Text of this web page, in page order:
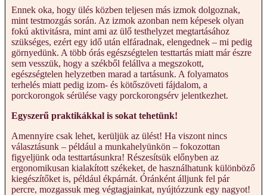
Ennek oka, hogy ülés közben teljesen más izmok dolgoznak,
mint testmozgás során. Az izmok azonban nem képesek olyan
fokú aktivitásra, mint ami az ülő testhelyzet megtartásához
szükséges, ezért egy idő után elfáradnak, elengednek – mi pedig
görnyedünk. A több órás egészségtelen testtartás miatt már észre
sem vesszük, hogy a székből felállva a megszokott,
egészségtelen helyzetben marad a tartásunk. A folyamatos
terhelés miatt pedig izom- és kötőszöveti fájdalom, a
porckorongok sérülése vagy porckorongsérv jelentkezhet.
Egyszerű praktikákkal is sokat tehetünk!
Amennyire csak lehet, kerüljük az ülést! Ha viszont nincs
választásunk – például a munkahelyünkön – fokozottan
figyeljünk oda testtartásunkra! Részesítsük előnyben az
ergonomikusan kialakított székeket, de használhatunk különböző
kiegészítőket is, például ékpárnát. Óránként álljunk fel pár
percre, mozgassuk meg végtagjainkat, nyújtózzunk egy nagyot!